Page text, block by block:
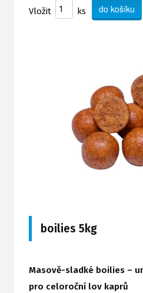
Vložit ks
boilies 5kg
Masově-sladké boilies –
pro celoroční lov kaprů